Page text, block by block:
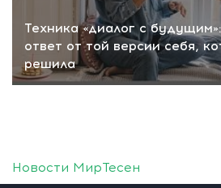
Техника «диалог с
ответ от той версии себя,
решила
Новости МирТесен